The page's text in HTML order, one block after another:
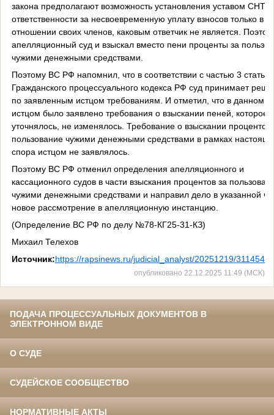
закона предполагают возможность установления уставом СНТ
ответственности за несвоевременную уплату взносов только в
отношении своих членов, каковым ответчик не является.
апелляционный суд и взыскал вместо пени проценты за
чужими денежными средствами.
Поэтому ВС РФ напомнил, что в соответствии с частью 3 статьи
Гражданского процессуального кодекса РФ суд принимает
по заявленным истцом требованиям. И отметил, что в данном
истцом было заявлено требования о взыскании пеней, которое
уточнялось, не изменялось. Требование о взыскании процентов
пользование чужими денежными средствами в рамках
спора истцом не заявлялось.
Поэтому ВС РФ отменил определения апелляционного и
кассационного судов в части взыскания процентов за
чужими денежными средствами и направил дело в указанной
новое рассмотрение в апелляционную инстанцию.
(Определение ВС РФ по делу №78-КГ25-31-КЗ)
Михаил Телехов
Источник:https://rapsinews.ru/judicial_analyst/20251219/
опубликовано 22.12.2025 11:49 (МСК)
ПОДАЧА ПРОЦЕССУАЛЬНЫХ ДОКУМЕНТОВ В
ЭЛЕКТРОННОМ ВИДЕ
О СУДЕ
СУДЕЙСКОЕ СООБЩЕСТВО
НОРМАТИВНЫЕ АКТЫ